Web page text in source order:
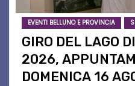
EVENTI BELLUNO E PROVINCIA
GIRO DEL LAGO
2026,
DOMENICA 16